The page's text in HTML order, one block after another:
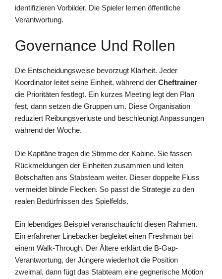
identifizieren Vorbilder. Die Spieler lernen öffentliche
Verantwortung.
Governance Und Rollen
Die Entscheidungsweise bevorzugt Klarheit. Jeder
Koordinator leitet seine Einheit, während der Cheftrainer
die Prioritäten festlegt. Ein kurzes Meeting legt den Plan
fest, dann setzen die Gruppen um. Diese Organisation
reduziert Reibungsverluste und beschleunigt Anpassungen
während der Woche.
Die Kapitäne tragen die Stimme der Kabine. Sie fassen
Rückmeldungen der Einheiten zusammen und leiten
Botschaften ans Stabsteam weiter. Dieser doppelte Fluss
vermeidet blinde Flecken. So passt die Strategie zu den
realen Bedürfnissen des Spielfelds.
Ein lebendiges Beispiel veranschaulicht diesen Rahmen.
Ein erfahrener Linebacker begleitet einen Freshman bei
einem Walk-Through. Der Ältere erklärt die B-Gap-
Verantwortung, der Jüngere wiederholt die Position
zweimal, dann fügt das Stabteam eine gegnerische Motion